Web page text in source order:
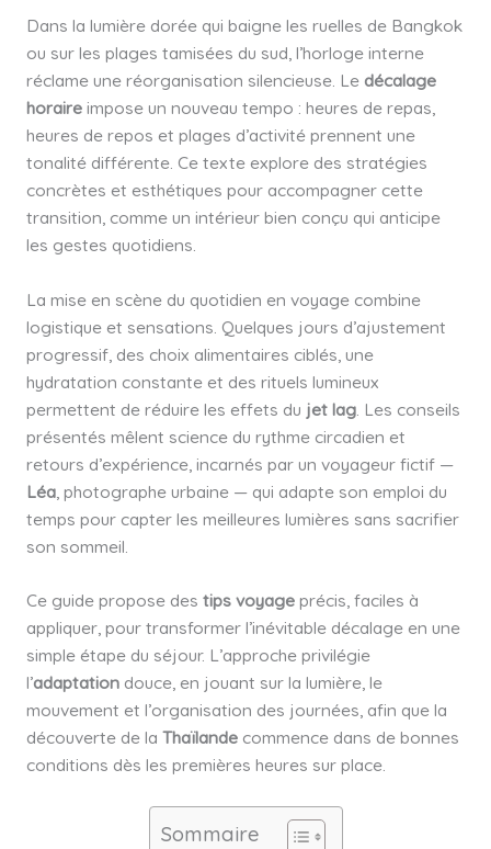
Dans la lumière dorée qui baigne les ruelles de Bangkok
ou sur les plages tamisées du sud, l’horloge interne
réclame une réorganisation silencieuse. Le décalage
horaireimpose un nouveau tempo : heures de repas,
heures de repos et plages d’activité prennent une
tonalité différente. Ce texte explore des stratégies
concrètes et esthétiques pour accompagner cette
transition, comme un intérieur bien conçu qui anticipe
les gestes quotidiens.
La mise en scène du quotidien en voyage combine
logistique et sensations. Quelques jours d’ajustement
progressif, des choix alimentaires ciblés, une
hydratation constante et des rituels lumineux
permettent de réduire les effets du jet lag. Les conseils
présentés mêlent science du rythme circadien et
retours d’expérience, incarnés par un voyageur fictif —
Léa, photographe urbaine — qui adapte son emploi du
temps pour capter les meilleures lumières sans sacrifier
son sommeil.
Ce guide propose des tips voyageprécis, faciles à
appliquer, pour transformer l’inévitable décalage en une
simple étape du séjour. L’approche privilégie
l’adaptationdouce, en jouant sur la lumière, le
mouvement et l’organisation des journées, afin que la
découverte de la Thaïlandecommence dans de bonnes
conditions dès les premières heures sur place.
Sommaire